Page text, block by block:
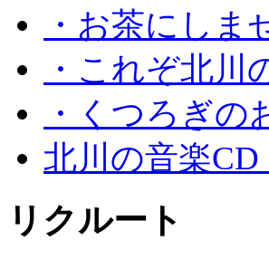
・お茶にしま
・これぞ北川
・くつろぎの
北川の音楽CD
リクルート